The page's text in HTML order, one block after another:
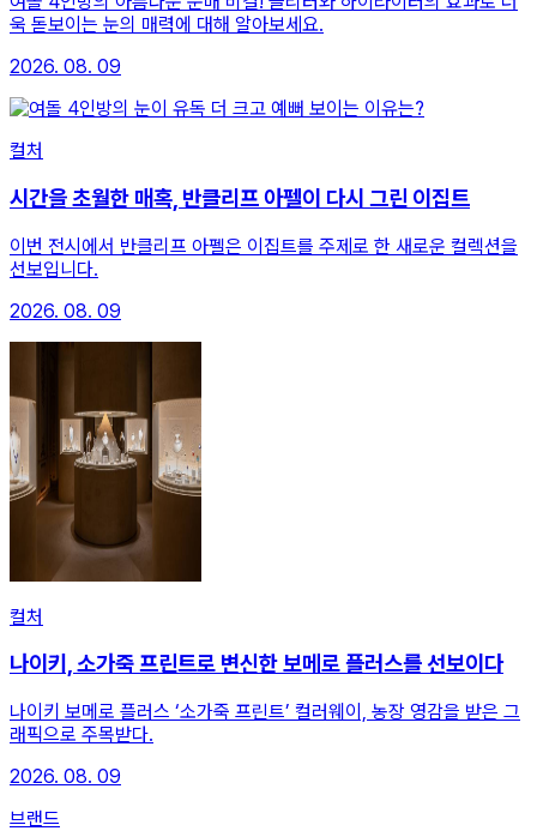
욱 돋보이는 눈의 매력에 대해 알아보세요.
2026. 08. 09
컬처
시간을 초월한 매혹, 반클리프 아펠이 다시 그린 이집트
이번 전시에서 반클리프 아펠은 이집트를 주제로 한 새로운 컬렉션을
선보입니다.
2026. 08. 09
컬처
나이키, 소가죽 프린트로 변신한 보메로 플러스를 선보이다
나이키 보메로 플러스 ‘소가죽 프린트’ 컬러웨이, 농장 영감을 받은 그
래픽으로 주목받다.
2026. 08. 09
브랜드